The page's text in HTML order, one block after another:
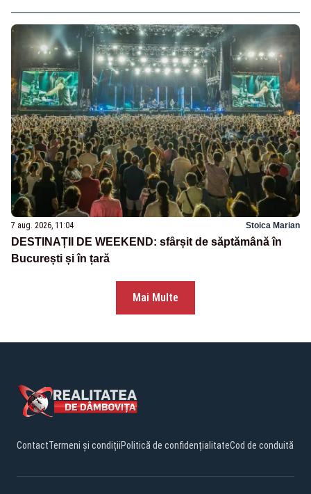
7 aug. 2026, 11:04 Stoica Marian
DESTINAȚII DE WEEKEND: sfârșit de săptămână în
București și în țară
Mai Multe
ContactTermeni și condițiiPolitică de confidențialitateCod de conduită